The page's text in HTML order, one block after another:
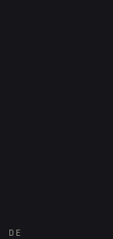
DE